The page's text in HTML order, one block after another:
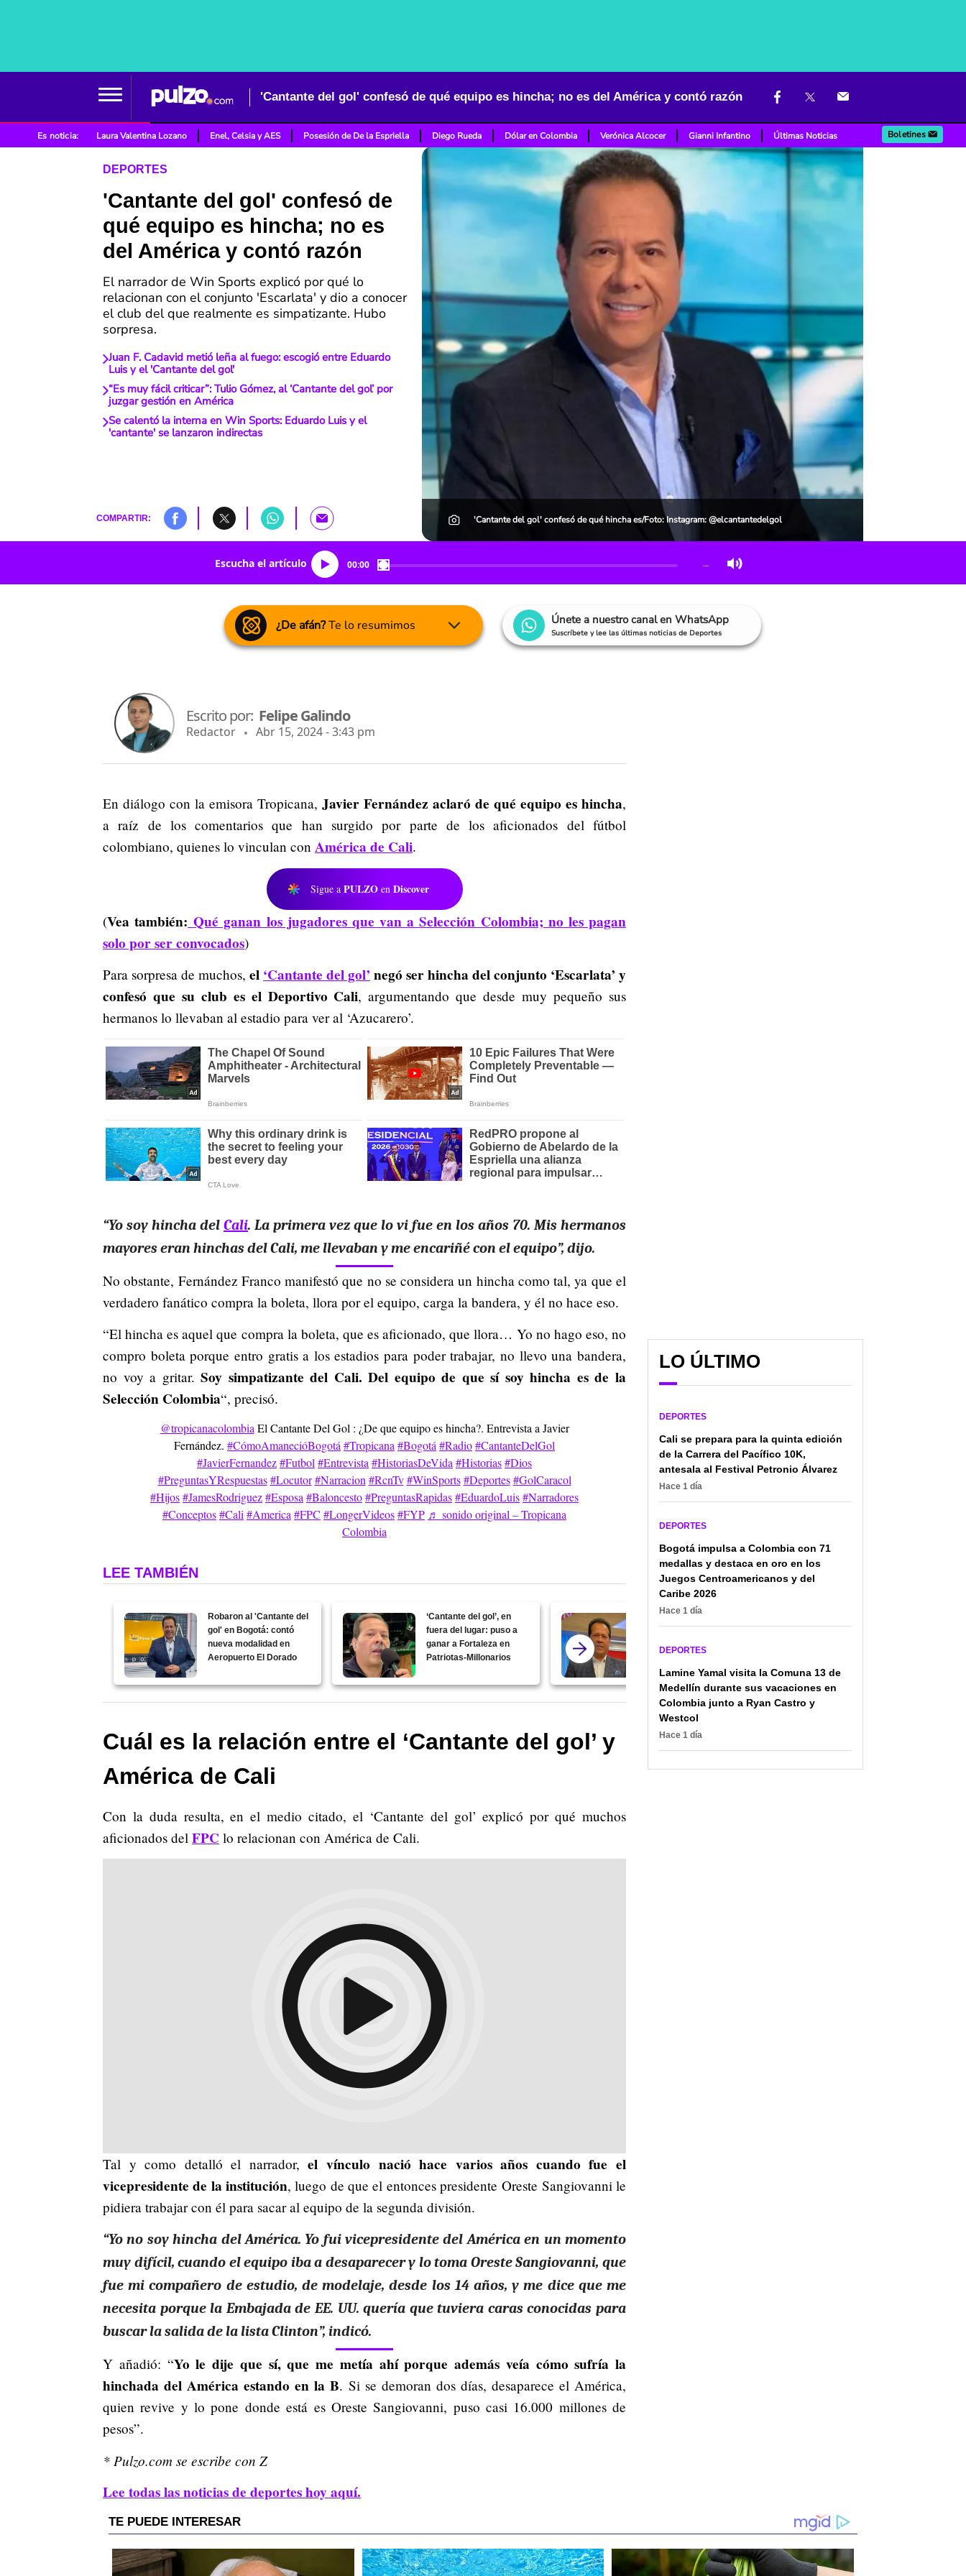
'Cantante del gol' confesó de qué equipo es hincha; no es del América y contó razón
Es noticia: Laura Valentina Lozano Enel, Celsia y AES Posesión de De la Espriella Diego Rueda Dólar en Colombia Verónica Alcocer Gianni Infantino Últimas Noticias Boletines
DEPORTES
'Cantante del gol' confesó de
qué equipo es hincha; no es
del América y contó razón
El narrador de Win Sports explicó por qué lo
relacionan con el conjunto 'Escarlata' y dio a conocer
el club del que realmente es simpatizante. Hubo
sorpresa.
Juan F. Cadavid metió leña al fuego: escogió entre Eduardo
Luis y el 'Cantante del gol'
“Es muy fácil criticar”: Tulio Gómez, al ‘Cantante del gol’ por
juzgar gestión en América
Se calentó la interna en Win Sports: Eduardo Luis y el
'cantante' se lanzaron indirectas
COMPARTIR: 'Cantante del gol' confesó de qué hincha es/Foto: Instagram: @elcantantedelgol
Escucha el artículo 00:00 …
¿De afán?Te lo resumimos Únete a nuestro canal en WhatsApp
Suscríbete y lee las últimas noticias de Deportes
Escrito por: Felipe Galindo
Redactor Abr 15, 2024 - 3:43 pm
En diálogo con la emisora Tropicana, Javier Fernández aclaró de qué equipo es hincha,
a raíz de los comentarios que han surgido por parte de los aficionados del fútbol
colombiano, quienes lo vinculan con América de Cali.
Sigue a PULZO en Discover
(Vea también: Qué ganan los jugadores que van a Selección Colombia; no les pagan
solo por ser convocados)
Para sorpresa de muchos, el ‘Cantante del gol’ negó ser hincha del conjunto ‘Escarlata’ y
confesó que su club es el Deportivo Cali, argumentando que desde muy pequeño sus
hermanos lo llevaban al estadio para ver al ‘Azucarero’.
“Yo soy hincha del Cali. La primera vez que lo vi fue en los años 70. Mis hermanos
mayores eran hinchas del Cali, me llevaban y me encariñé con el equipo”, dijo.
No obstante, Fernández Franco manifestó que no se considera un hincha como tal, ya que el
verdadero fanático compra la boleta, llora por el equipo, carga la bandera, y él no hace eso.
“El hincha es aquel que compra la boleta, que es aficionado, que llora… Yo no hago eso, no
compro boleta porque entro gratis a los estadios para poder trabajar, no llevo una bandera,
no voy a gritar. Soy simpatizante del Cali. Del equipo de que sí soy hincha es de la
Selección Colombia“, precisó.
@tropicanacolombia El Cantante Del Gol : ¿De que equipo es hincha?. Entrevista a Javier
Fernández. #CómoAmanecióBogotá #Tropicana #Bogotá #Radio#CantanteDelGol
#JavierFernandez#Futbol #Entrevista #HistoriasDeVida #Historias#Dios
#PreguntasYRespuestas #Locutor #Narracion #RcnTv #WinSports #Deportes #GolCaracol
#Hijos#JamesRodriguez#Esposa #Baloncesto#PreguntasRapidas#EduardoLuis#Narradores
#Conceptos#Cali #America #FPC #LongerVideos#FYP ♬ sonido original – Tropicana
Colombia
LEE TAMBIÉN
Robaron al 'Cantante del
gol' en Bogotá: contó
nueva modalidad en
Aeropuerto El Dorado
‘Cantante del gol’, en
fuera del lugar: puso a
ganar a Fortaleza en
Patriotas-Millonarios
'Cantante del gol' sale de
Noticias RCN: aclaran si
Cuál es la relación entre el ‘Cantante del gol’ y
América de Cali
Con la duda resulta, en el medio citado, el ‘Cantante del gol’ explicó por qué muchos
aficionados del FPC lo relacionan con América de Cali.
Tal y como detalló el narrador,el vínculo nació hace varios años cuando fue el
vicepresidente de la institución, luego de que el entonces presidente Oreste Sangiovanni le
pidiera trabajar con él para sacar al equipo de la segunda división.
“Yo no soy hincha del América. Yo fui vicepresidente del América en un momento
muy difícil, cuando el equipo iba a desaparecer y lo toma Oreste Sangiovanni, que
fue mi compañero de estudio, de modelaje, desde los 14 años, y me dice que me
necesita porque la Embajada de EE. UU. quería que tuviera caras conocidas para
buscar la salida de la lista Clinton”, indicó.
Y añadió: “Yo le dije que sí, que me metía ahí porque además veía cómo sufría la
hinchada del América estando en la B. Si se demoran dos días, desaparece el América,
quien revive y lo pone donde está es Oreste Sangiovanni, puso casi 16.000 millones de
pesos”.
* Pulzo.com se escribe con Z
Lee todas las noticias de deportes hoy aquí.
LO ÚLTIMO
DEPORTES
Cali se prepara para la quinta edición
de la Carrera del Pacífico 10K,
antesala al Festival Petronio Álvarez
Hace 1 día
DEPORTES
Bogotá impulsa a Colombia con 71
medallas y destaca en oro en los
Juegos Centroamericanos y del
Caribe 2026
Hace 1 día
DEPORTES
Lamine Yamal visita la Comuna 13 de
Medellín durante sus vacaciones en
Colombia junto a Ryan Castro y
Westcol
Hace 1 día